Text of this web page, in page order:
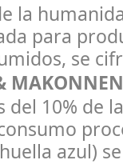
la
para
se
del 10% de
azul)